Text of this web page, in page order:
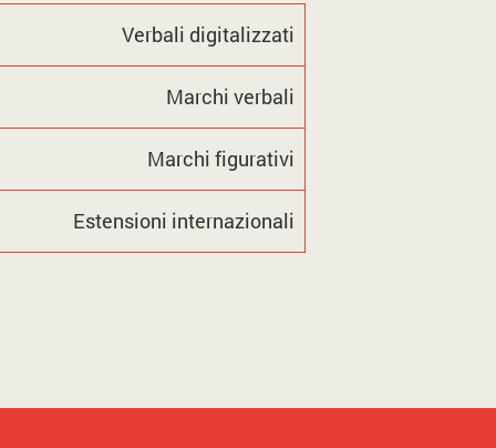
Verbali digitalizzati
Marchi verbali
Marchi figurativi
Estensioni internazionali